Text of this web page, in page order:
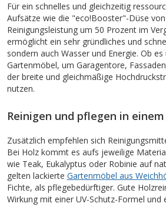
Für ein schnelles und gleichzeitig
Aufsätze wie die "eco!Booster"-Düse
Reinigungsleistung um 50 Prozent im
ermöglicht ein sehr gründliches und
sondern auch Wasser und Energie. Ob
Gartenmöbel, um Garagentore,
der breite und gleichmäßige
nutzen.
Reinigen und pflegen in
Zusätzlich empfehlen sich
Bei Holz kommt es aufs jeweilige
wie Teak, Eukalyptus oder Robinie auf
gelten lackierte Gartenmöbel aus
Fichte, als pflegebedürftiger. Gute
Wirkung mit einer UV-Schutz-Formel und